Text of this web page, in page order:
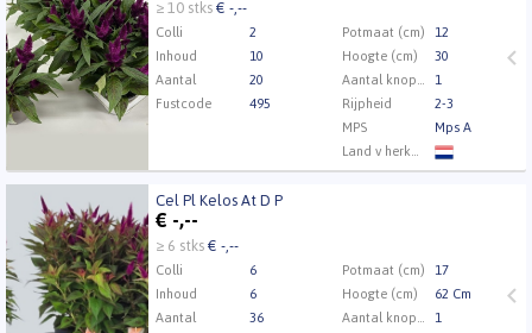
≥ 10 stks€ -,--
Colli 2 Potmaat (cm)
12
Inhoud
10 Hoogte (cm)
30
Aantal
20
1
Fustcode
495 Rijpheid
2-3
MPS
Mps A
Kwaliteit
A1
Kweker
Nico van Os
om in te loggen.
Cel Pl Kelos At D P
€ -,--
≥ 6 stks€ -,--
Colli 6 Potmaat (cm)
17
Inhoud
6 Hoogte (cm)
62 Cm
Aantal
36
1
Cel Pl Kelos At D P
U moet ingelogd zijn om te kunnen kopen.
om in te loggen.